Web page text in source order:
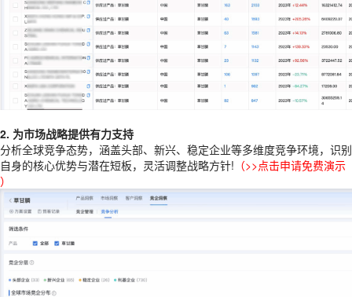
2. 为市场战略提供有力支持
分析全球竞争态势，涵盖头部、新兴、稳定企业等多维度竞争环境，识别
自身的核心优势与潜在短板，灵活调整战略方针! （>>点击申请免费演示
）